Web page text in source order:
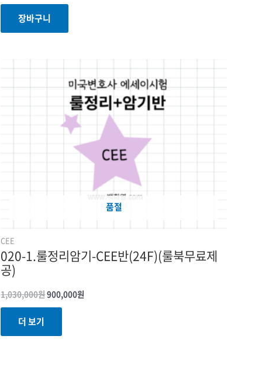
장바구니
품절
CEE
020-1.룰정리암기-CEE반(24F)(룰북무료제
공)
1,030,000원
원래
1,030,000원.
900,000원
900,000원.
더 보기